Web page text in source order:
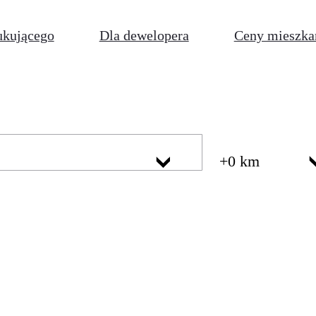
Dla dewelopera Ceny
+0 km